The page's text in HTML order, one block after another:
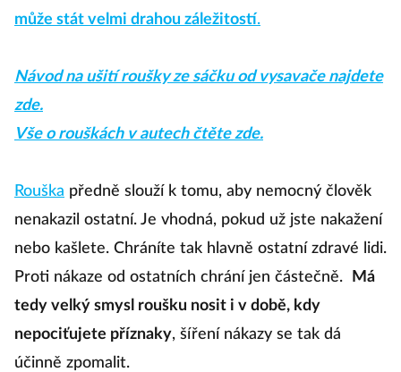
může stát velmi drahou záležitostí.
Návod na ušití roušky ze sáčku od vysavače najdete
zde.
Vše o rouškách v autech čtěte zde.
Rouška předně slouží k tomu, aby nemocný člověk
nenakazil ostatní. Je vhodná, pokud už jste nakažení
nebo kašlete. Chráníte tak hlavně ostatní zdravé lidi.
Proti nákaze od ostatních chrání jen částečně.
Má
tedy velký smysl roušku nosit i v době, kdy
nepociťujete příznaky, šíření nákazy se tak dá
účinně zpomalit.